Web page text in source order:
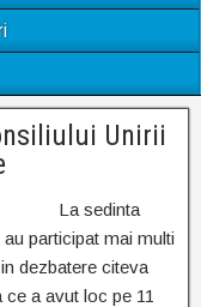
Unirii
La sedinta
participat mai multi
dezbatere citeva
a avut loc pe 11